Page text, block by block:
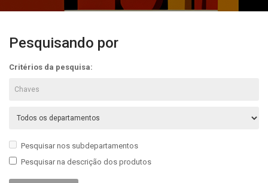
Pesquisando por
Critérios da pesquisa:
Pesquisar nos subdepartamentos
Pesquisar na descrição dos produtos